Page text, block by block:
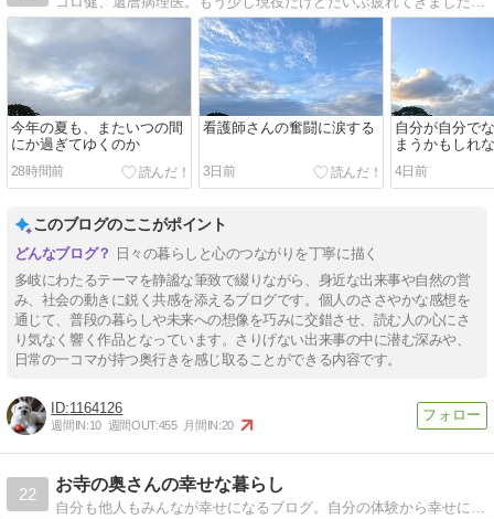
今年の夏も、またいつの間
にか過ぎてゆくのか
28時間前
看護師さんの奮闘に涙する
3日前
自分が自分で
まうかもしれ
安に
4日前
このブログのここがポイント
日々の暮らしと心のつながりを丁寧に描く
多岐にわたるテーマを静謐な筆致で綴りながら、身近な出来事や自然の営
み、社会の動きに鋭く共感を添えるブログです。個人のささやかな感想を
通じて、普段の暮らしや未来への想像を巧みに交錯させ、読む人の心にさ
り気なく響く作品となっています。さりげない出来事の中に潜む深みや、
日常の一コマが持つ奥行きを感じ取ることができる内容です。
1164126
週間IN:10 週間OUT:455 月間IN:20
22
お寺の奥さんの幸せな暮らし
自分も他人もみんなが幸せになるブログ。自分の体験から幸せになる方法(健康・人間関係・考え方など)を紹介します。